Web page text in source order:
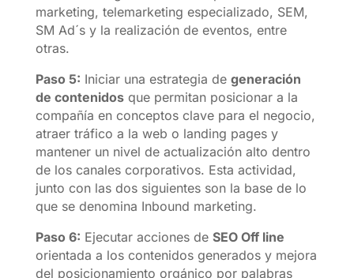
marketing, telemarketing especializado, SEM,
SM Ad´s y la realización de eventos, entre
otras.
Paso 5: Iniciar una estrategia de generación
de contenidosque permitan posicionar a la
compañía en conceptos clave para el negocio,
atraer tráfico a la web o landing pages y
mantener un nivel de actualización alto dentro
de los canales corporativos. Esta actividad,
junto con las dos siguientes son la base de lo
que se denomina Inbound marketing.
Paso 6: Ejecutar acciones de SEO Off line
orientada a los contenidos generados y mejora
del posicionamiento orgánico por palabras